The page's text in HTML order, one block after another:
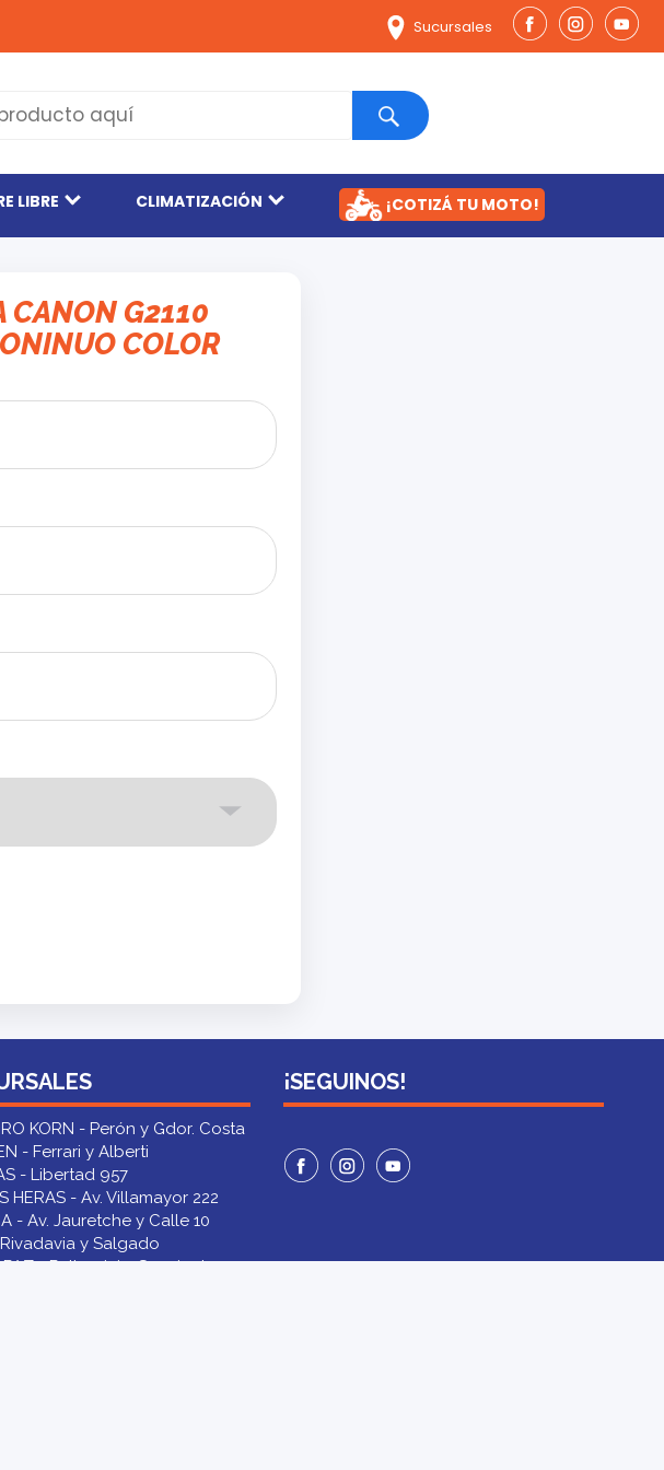
Sucursales
LIBRE CLIMATIZACIÓN ¡COTIZÁ TU MOTO!
G2110
COLOR
KORN - Perón y Gdor. Costa
- Ferrari y Alberti
- Libertad 957
HERAS - Av. Villamayor 222
- Av. Jauretche y Calle 10
y Salgado
PAZ - Pellegrini y Sarmiento
¡SEGUINOS!